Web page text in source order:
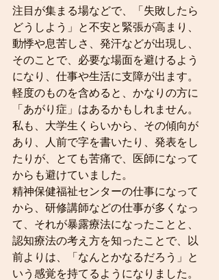
注目が集まる場などで、「失敗したら
どうしよう」と不安と緊張が高まり、
動悸や息苦しさ、発汗などが出現し、
そのことで、必要な場面を避けるよう
になり、仕事や生活に支障が出ます。
軽度のものを含めると、かなりの方に
「あがり症」はあるかもしれません。
私も、大学生くらいから、その傾向が
あり、人前で字を書いたり、発表をし
たりが、とても苦痛で、医師になって
からも避けていました。
精神保健福祉センターの仕事になって
から、研修講師などの仕事が多くなっ
て、それが暴露療法になったことと、
認知療法の考え方を知ったことで、以
前よりは、「なんとかなるだろう」と
いう感覚を持てるようになりました。